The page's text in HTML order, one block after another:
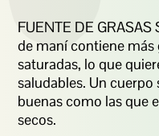
FUENTE DE
de maní contiene más
saturadas, lo que
saludables. Un
buenas como las que
secos.